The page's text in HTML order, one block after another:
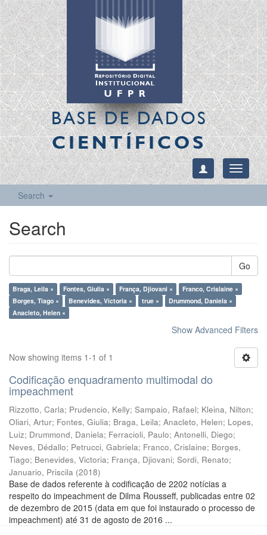
BASE DE DADOS
CIENTÍFICOS
Toggle
Search
Search
Go
Braga, Leila × Fontes, Giulia × França, Djiovani ×
Franco, Crislaine ×
Borges, Tiago ×
Benevides, Victoria × true ×
Drummond, Daniela ×
Anacleto, Helen ×
Show Advanced Filters
Now showing items 1-1 of 1
Codificação enquadramento multimodal do
impeachment
Rizzotto, Carla; Prudencio, Kelly; Sampaio, Rafael; Kleina, Nilton;
Oliari, Artur; Fontes, Giulia; Braga, Leila; Anacleto, Helen; Lopes,
Luiz; Drummond, Daniela; Ferracioli, Paulo; Antonelli, Diego;
Neves, Dédallo; Petrucci, Gabriela; Franco, Crislaine; Borges,
Tiago; Benevides, Victoria; França, Djiovani; Sordi, Renato;
Januario, Priscila (2018)
Base de dados referente à codificação de 2202 notícias a
respeito do impeachment de Dilma Rousseff, publicadas entre 02
de dezembro de 2015 (data em que foi instaurado o processo de
impeachment) até 31 de agosto de 2016 ...